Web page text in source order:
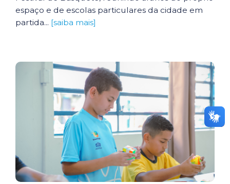
espaço e de escolas particulares da cidade em
partida... [saiba mais]